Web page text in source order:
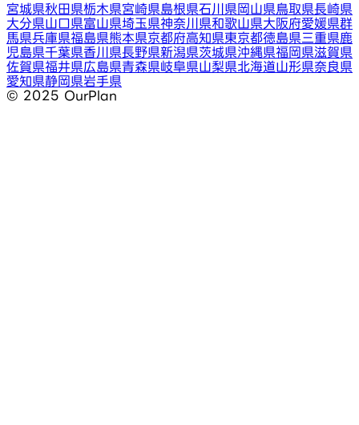
宮城県秋田県栃木県宮崎県島根県石川県岡山県鳥取県長崎県
大分県山口県富山県埼玉県神奈川県和歌山県大阪府愛媛県群
馬県兵庫県福島県熊本県京都府高知県東京都徳島県三重県鹿
児島県千葉県香川県長野県新潟県茨城県沖縄県福岡県滋賀県
佐賀県福井県広島県青森県岐阜県山梨県北海道山形県奈良県
愛知県静岡県岩手県
©︎ 2025 OurPlan